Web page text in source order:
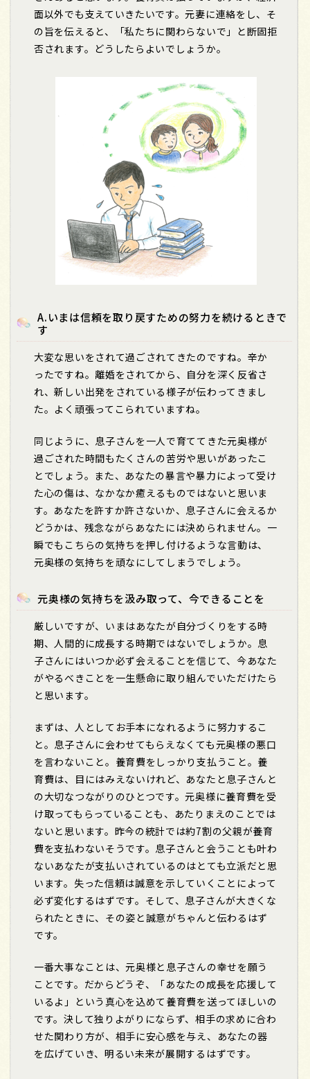
面以外でも支えていきたいです。元妻に連絡をし、そ
の旨を伝えると、「私たちに関わらないで」と断固拒
否されます。どうしたらよいでしょうか。
A.いまは信頼を取り戻すための努力を続けるときで
す
大変な思いをされて過ごされてきたのですね。辛か
ったですね。離婚をされてから、自分を深く反省さ
れ、新しい出発をされている様子が伝わってきまし
た。よく頑張ってこられていますね。
同じように、息子さんを一人で育ててきた元奥様が
過ごされた時間もたくさんの苦労や思いがあったこ
とでしょう。また、あなたの暴言や暴力によって受け
た心の傷は、なかなか癒えるものではないと思いま
す。あなたを許すか許さないか、息子さんに会えるか
どうかは、残念ながらあなたには決められません。一
瞬でもこちらの気持ちを押し付けるような言動は、
元奥様の気持ちを頑なにしてしまうでしょう。
元奥様の気持ちを汲み取って、今できることを
厳しいですが、いまはあなたが自分づくりをする時
期、人間的に成長する時期ではないでしょうか。息
子さんにはいつか必ず会えることを信じて、今あなた
がやるべきことを一生懸命に取り組んでいただけたら
と思います。
まずは、人としてお手本になれるように努力するこ
と。息子さんに会わせてもらえなくても元奥様の悪口
を言わないこと。養育費をしっかり支払うこと。養
育費は、目にはみえないけれど、あなたと息子さんと
の大切なつながりのひとつです。元奥様に養育費を受
け取ってもらっていることも、あたりまえのことでは
ないと思います。昨今の統計では約7割の父親が養育
費を支払わないそうです。息子さんと会うことも叶わ
ないあなたが支払いされているのはとても立派だと思
います。失った信頼は誠意を示していくことによって
必ず変化するはずです。そして、息子さんが大きくな
られたときに、その姿と誠意がちゃんと伝わるはず
です。
一番大事なことは、元奥様と息子さんの幸せを願う
ことです。だからどうぞ、「あなたの成長を応援して
いるよ」という真心を込めて養育費を送ってほしいの
です。決して独りよがりにならず、相手の求めに合わ
せた関わり方が、相手に安心感を与え、あなたの器
を広げていき、明るい未来が展開するはずです。